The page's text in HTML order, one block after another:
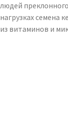
людей
нагрузках семена
из витаминов и